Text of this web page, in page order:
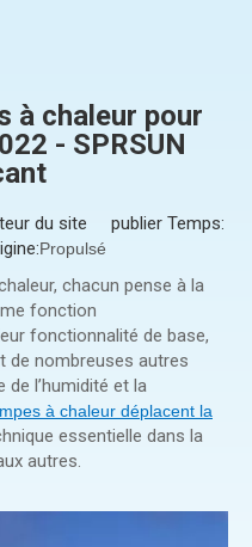
à chaleur pour
- SPRSUN
du site publier Temps:
Propulsé
chacun pense à la
fonction
fonctionnalité de base,
de nombreuses autres
l’humidité et la
à chaleur déplacent la
essentielle dans la
autres.